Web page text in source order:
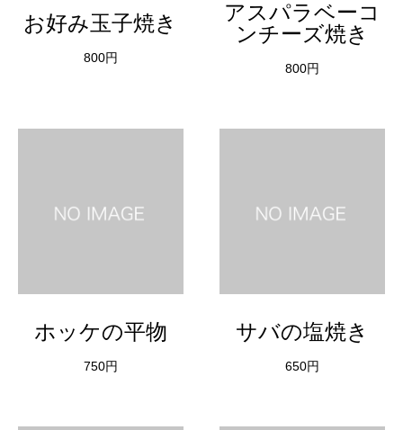
お好み玉子焼き
800円
アスパラベーコ
ンチーズ焼き
800円
ホッケの平物
750円
サバの塩焼き
650円